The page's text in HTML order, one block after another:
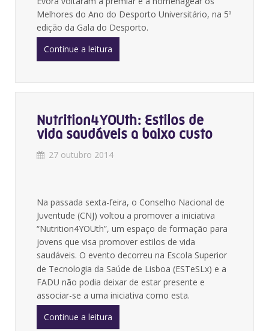
Melhores do Ano do Desporto Universitário, na 5ª
edição da Gala do Desporto.
Continue a leitura
Nutrition4YOUth: Estilos de
vida saudáveis a baixo custo
27 outubro 2014
Na passada sexta-feira, o Conselho Nacional de
Juventude (CNJ) voltou a promover a iniciativa
“Nutrition4YOUth”, um espaço de formação para
jovens que visa promover estilos de vida
saudáveis. O evento decorreu na Escola Superior
de Tecnologia da Saúde de Lisboa (ESTeSLx) e a
FADU não podia deixar de estar presente e
associar-se a uma iniciativa como esta.
Continue a leitura